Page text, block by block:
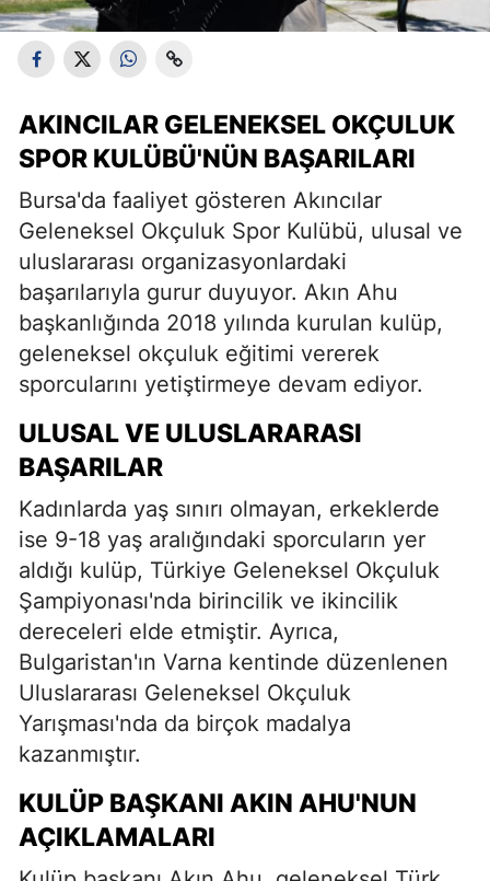
AKINCILAR GELENEKSEL OKÇULUK
SPOR KULÜBÜ'NÜN BAŞARILARI
Bursa'da faaliyet gösteren Akıncılar
Geleneksel Okçuluk Spor Kulübü, ulusal ve
uluslararası organizasyonlardaki
başarılarıyla gurur duyuyor. Akın Ahu
başkanlığında 2018 yılında kurulan kulüp,
geleneksel okçuluk eğitimi vererek
sporcularını yetiştirmeye devam ediyor.
ULUSAL VE ULUSLARARASI
BAŞARILAR
Kadınlarda yaş sınırı olmayan, erkeklerde
ise 9-18 yaş aralığındaki sporcuların yer
aldığı kulüp, Türkiye Geleneksel Okçuluk
Şampiyonası'nda birincilik ve ikincilik
dereceleri elde etmiştir. Ayrıca,
Bulgaristan'ın Varna kentinde düzenlenen
Uluslararası Geleneksel Okçuluk
Yarışması'nda da birçok madalya
kazanmıştır.
KULÜP BAŞKANI AKIN AHU'NUN
AÇIKLAMALARI